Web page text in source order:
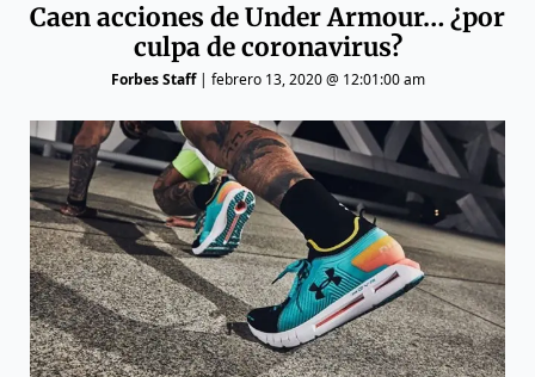
Caen acciones de Under Armour… ¿por
culpa de coronavirus?
Forbes Staff| febrero 13, 2020 @ 12:01:00 am